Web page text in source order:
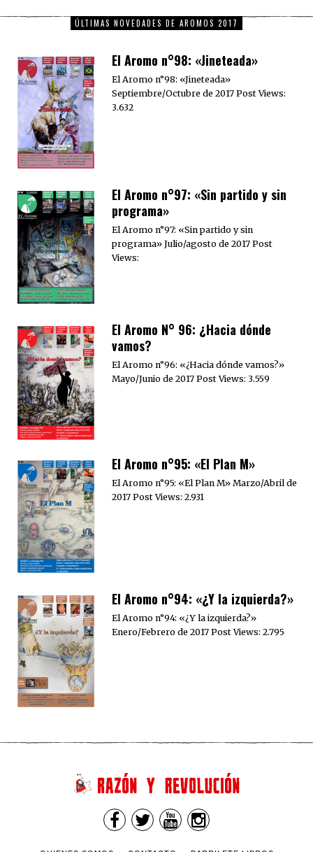
ÚLTIMAS NOVEDADES DE AROMOS 2017
El Aromo n°98: «Jineteada»
El Aromo n°98: «Jineteada»
Septiembre/Octubre de 2017 Post Views:
3.632
El Aromo n°97: «Sin partido y sin
programa»
El Aromo n°97: «Sin partido y sin
programa» Julio/agosto de 2017 Post
Views:
El Aromo N° 96: ¿Hacia dónde
vamos?
El Aromo n°96: «¿Hacia dónde vamos?»
Mayo/Junio de 2017 Post Views: 3.559
El Aromo n°95: «El Plan M»
El Aromo n°95: «El Plan M» Marzo/Abril de
2017 Post Views: 2.931
El Aromo n°94: «¿Y la izquierda?»
El Aromo n°94: «¿Y la izquierda?»
Enero/Febrero de 2017 Post Views: 2.795